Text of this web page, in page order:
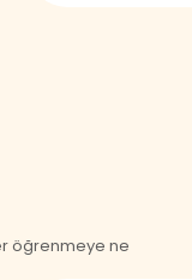
öğrenmeye ne